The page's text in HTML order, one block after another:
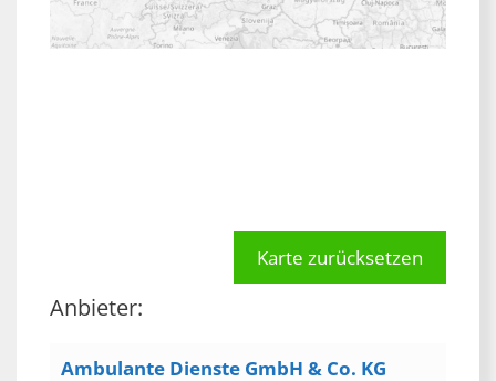
Karte zurücksetzen
Anbieter:
Ambulante Dienste GmbH & Co. KG